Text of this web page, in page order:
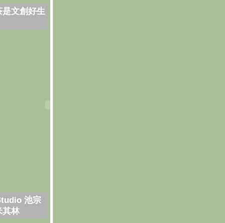
文創好生
池宗
其林